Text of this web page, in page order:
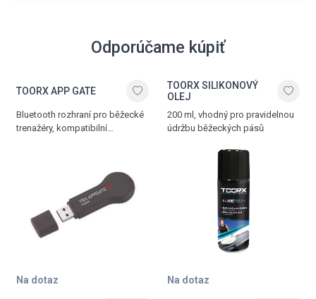
Odporúčame kúpiť
TOORX APP GATE
Bluetooth rozhraní pro běžecké
trenažéry, kompatibilní
Na dotaz
TOORX SILIKONOVÝ
OLEJ
200 ml, vhodný pro pravidelnou
údržbu běžeckých pásů
Na dotaz